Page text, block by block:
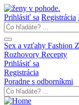
Prihlásiť sa Registrácia
Sex a vzťahy Fashion
Rozhovory Recepty
Prihlásiť sa
Registrácia
Poradne s odborníkmi